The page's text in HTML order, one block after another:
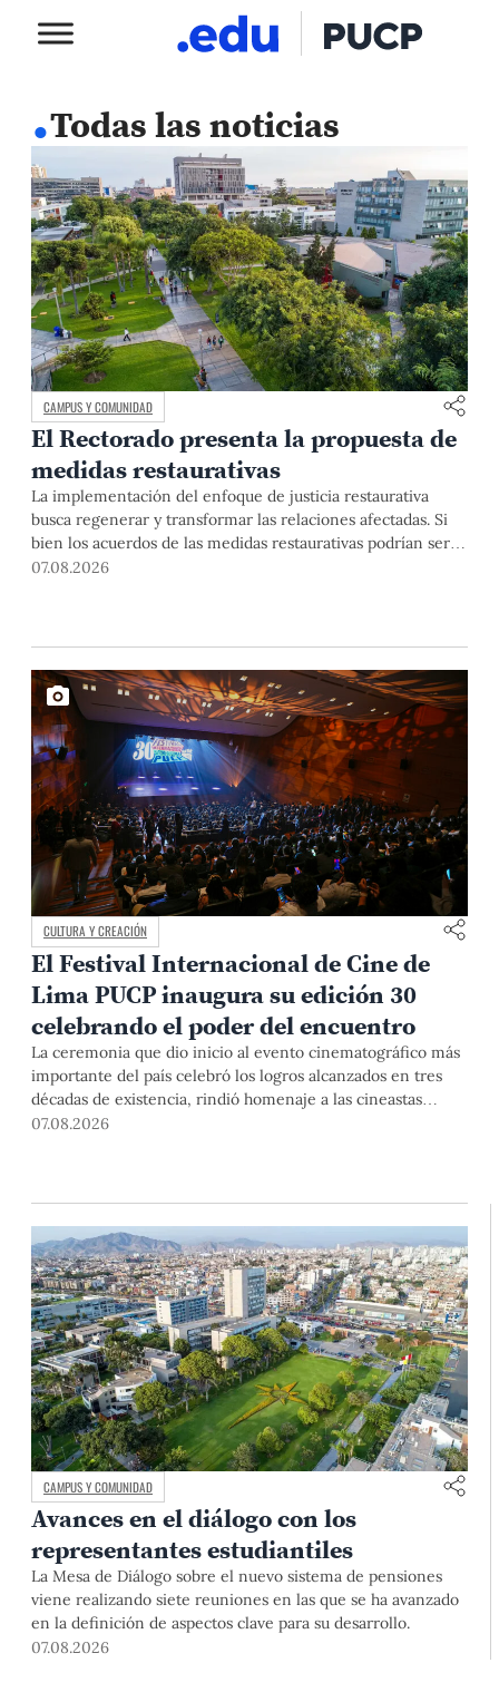
.Todas las noticias
CAMPUS Y COMUNIDAD
El Rectorado presenta la propuesta de
medidas restaurativas
La implementación del enfoque de justicia restaurativa
busca regenerar y transformar las relaciones afectadas. Si
bien los acuerdos de las medidas restaurativas podrían ser
considerados por las instancias disciplinarias, este proceso
07.08.2026
CULTURA Y CREACIÓN
El Festival Internacional de Cine de
Lima PUCP inaugura su edición 30
celebrando el poder del encuentro
La ceremonia que dio inicio al evento cinematográfico más
importante del país celebró los logros alcanzados en tres
décadas de existencia, rindió homenaje a las cineastas
Mariana Rondón y Marité Ugás, y planteó un llamado de
07.08.2026
CAMPUS Y COMUNIDAD
Avances en el diálogo con los
representantes estudiantiles
La Mesa de Diálogo sobre el nuevo sistema de pensiones
viene realizando siete reuniones en las que se ha avanzado
en la definición de aspectos clave para su desarrollo.
07.08.2026